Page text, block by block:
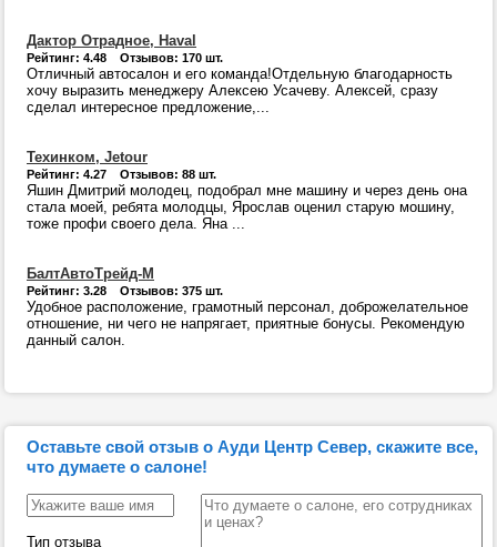
Дактор Отрадное, Haval
Рейтинг: 4.48 Отзывов: 170 шт.
Отличный автосалон и его команда!Отдельную благодарность
хочу выразить менеджеру Алексею Усачеву. Алексей, сразу
сделал интересное предложение,...
Техинком, Jetour
Рейтинг: 4.27 Отзывов: 88 шт.
Яшин Дмитрий молодец, подобрал мне машину и через день она
стала моей, ребята молодцы, Ярослав оценил старую мошину,
тоже профи своего дела. Яна ...
БалтАвтоТрейд-М
Рейтинг: 3.28 Отзывов: 375 шт.
Удобное расположение, грамотный персонал, доброжелательное
отношение, ни чего не напрягает, приятные бонусы. Рекомендую
данный салон.
Оставьте свой отзыв о Ауди Центр Север, скажите все,
что думаете о салоне!
Тип отзыва